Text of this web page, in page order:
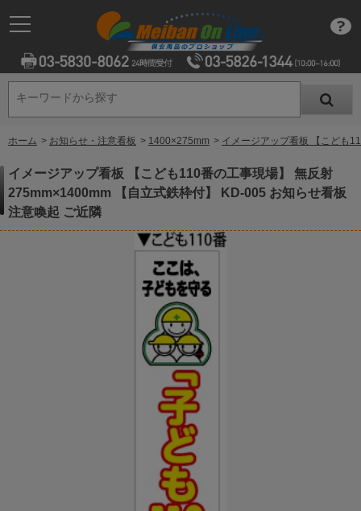
キーワードから探す
キーワードから探す
ホーム > お知らせ・注意看板 > 1400×275mm > イメージアップ看板 【こども
イメージアップ看板 【こども110番の工事現場】 無反射
275mm×1400mm 【自立式鉄枠付】 KD-005 お知らせ看板
注意喚起 ご近隣